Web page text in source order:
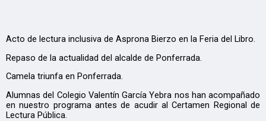
Acto de lectura inclusiva de Asprona Bierzo en la Feria del Libro.
Repaso de la actualidad del alcalde de Ponferrada.
Camela triunfa en Ponferrada.
Alumnas del Colegio Valentín García Yebra nos han acompañado
en nuestro programa antes de acudir al Certamen Regional de
Lectura Pública.